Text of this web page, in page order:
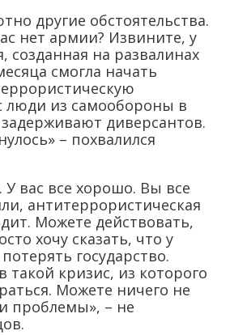
другие обстоятельства.
нет армии? Извините, у
созданная на развалинах
смогла начать
люди из самообороны в
диверсантов.
– похвалился
У вас все хорошо. Вы все
антитеррористическая
Можете действовать,
хочу сказать, что у
государство.
такой кризис, из которого
Можете ничего не
проблемы», – не